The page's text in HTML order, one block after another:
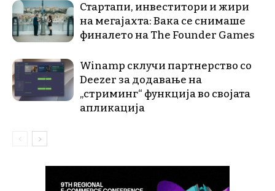
Стартапи, инвеститори и жири
на мегајахта: Вака се снимаше
финалето на The Founder Games
Winamp склучи партнерство со
Deezer за додавање на
„стриминг“ функција во својата
апликација